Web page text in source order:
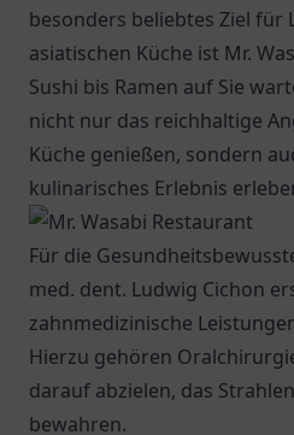
besonders beliebtes Ziel für
asiatischen Küche ist Mr.
Sushi bis Ramen auf Sie
nicht nur das reichhaltige
Küche genießen, sondern
kulinarisches Erlebnis
Für die
med. dent. Ludwig Cichon
zahnmedizinische
Hierzu gehören
darauf abzielen, das
bewahren.